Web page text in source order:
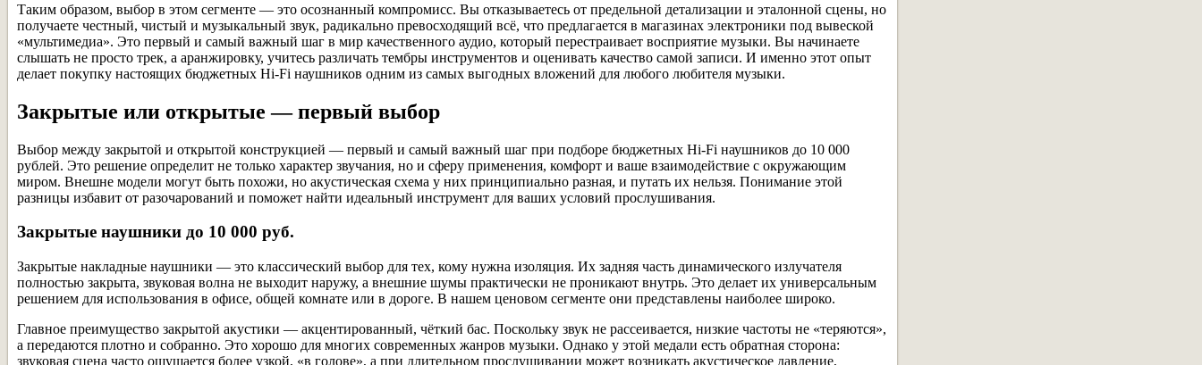
Таким образом, выбор в этом сегменте — это осознанный компромисс. Вы отказываетесь от предельной детализации и эталонной сцены, но
получаете честный, чистый и музыкальный звук, радикально превосходящий всё, что предлагается в магазинах электроники под вывеской
«мультимедиа». Это первый и самый важный шаг в мир качественного аудио, который перестраивает восприятие музыки. Вы начинаете
слышать не просто трек, а аранжировку, учитесь различать тембры инструментов и оценивать качество самой записи. И именно этот опыт
делает покупку настоящих бюджетных Hi-Fi наушников одним из самых выгодных вложений для любого любителя музыки.
Закрытые или открытые — первый выбор
Выбор между закрытой и открытой конструкцией — первый и самый важный шаг при подборе бюджетных Hi-Fi наушников до 10 000
рублей. Это решение определит не только характер звучания, но и сферу применения, комфорт и ваше взаимодействие с окружающим
миром. Внешне модели могут быть похожи, но акустическая схема у них принципиально разная, и путать их нельзя. Понимание этой
разницы избавит от разочарований и поможет найти идеальный инструмент для ваших условий прослушивания.
Закрытые наушники до 10 000 руб.
Закрытые накладные наушники — это классический выбор для тех, кому нужна изоляция. Их задняя часть динамического излучателя
полностью закрыта, звуковая волна не выходит наружу, а внешние шумы практически не проникают внутрь. Это делает их универсальным
решением для использования в офисе, общей комнате или в дороге. В нашем ценовом сегменте они представлены наиболее широко.
Главное преимущество закрытой акустики — акцентированный, чёткий бас. Поскольку звук не рассеивается, низкие частоты не «теряются»,
а передаются плотно и собранно. Это хорошо для многих современных жанров музыки. Однако у этой медали есть обратная сторона:
звуковая сцена часто ощущается более узкой, «в голове», а при длительном прослушивании может возникать акустическое давление,